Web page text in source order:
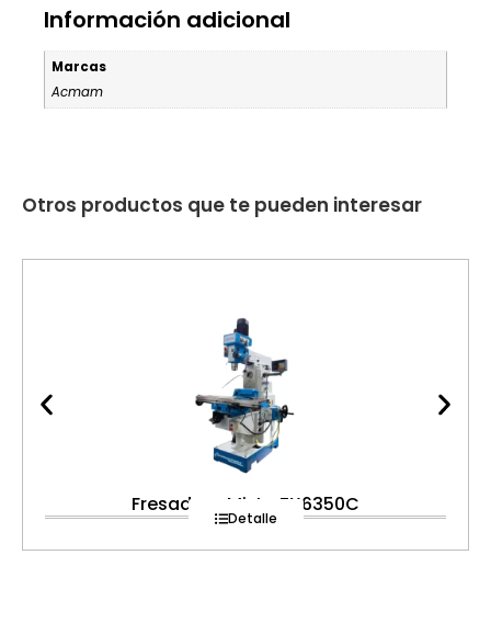
Información adicional
Marcas
Acmam
Otros productos que te pueden interesar
Fresadora Mixta ZX6350C
Detalle